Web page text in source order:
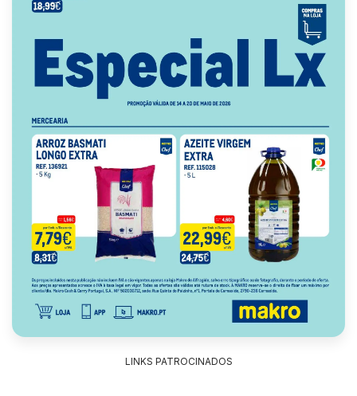
LINKS PATROCINADOS